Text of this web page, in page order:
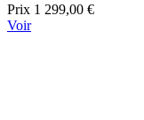
Prix 1 299,00 €
Voir